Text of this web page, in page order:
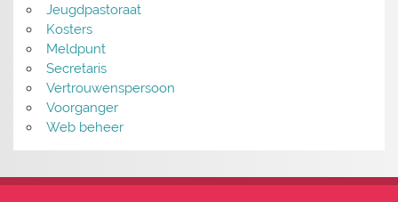
Jeugdpastoraat
Kosters
Meldpunt
Secretaris
Vertrouwenspersoon
Voorganger
Web beheer